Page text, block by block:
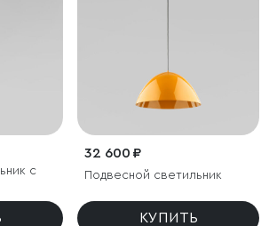
с
32 600 ₽
Подвесной светильник
КУПИТЬ